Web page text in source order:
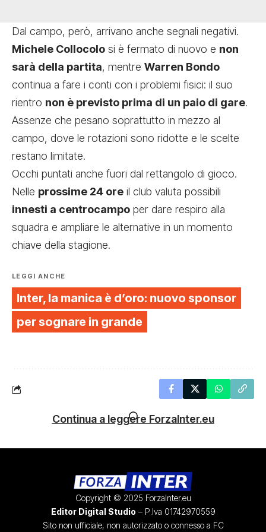
Dal campo, però, arrivano anche segnali negativi.
Michele Collocolo si è fermato di nuovo e non
sarà della partita, mentre Warren Bondo
continua a fare i conti con i problemi fisici: il suo
rientro non è previsto prima di un paio di gare.
Assenze che pesano soprattutto in mezzo al
campo, dove le rotazioni sono ridotte e le scelte
restano limitate.
Occhi puntati anche fuori dal rettangolo di gioco.
Nelle prossime 24 ore il club valuta possibili
innesti a centrocampo per dare respiro alla
squadra e ampliare le alternative in un momento
chiave della stagione.
LEGGI ANCHE
Inter, la manica è d’oro: nuovo sponsor
per sognare in grande
Continua a leggere ForzaInter.eu
Copyright © 2025 ForzaInter.eu
Editor Digital Studio – P.Iva 01742970559
Sito non ufficiale, non autorizzato o connesso a FC